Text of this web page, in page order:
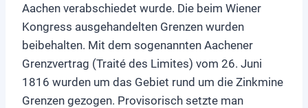
Aachen verabschiedet wurde. Die beim Wiener
Kongress ausgehandelten Grenzen wurden
beibehalten. Mit dem sogenannten Aachener
Grenzvertrag (Traité des Limites) vom 26. Juni
1816 wurden um das Gebiet rund um die Zinkmine
Grenzen gezogen. Provisorisch setzte man